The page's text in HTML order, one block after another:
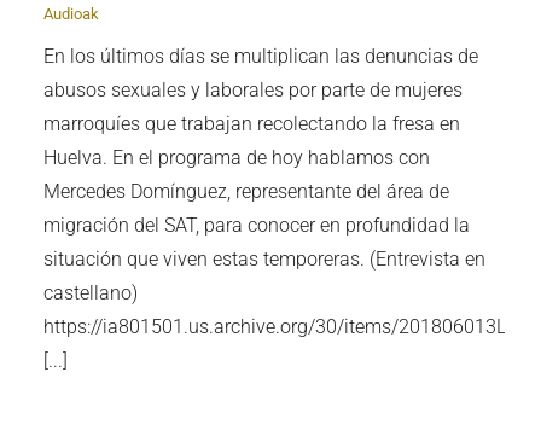
Audioak
En los últimos días se multiplican las denuncias de
abusos sexuales y laborales por parte de mujeres
marroquíes que trabajan recolectando la fresa en
Huelva. En el programa de hoy hablamos con
Mercedes Domínguez, representante del área de
migración del SAT, para conocer en profundidad la
situación que viven estas temporeras. (Entrevista en
castellano)
https://ia801501.us.archive.org/30/items/
[...]